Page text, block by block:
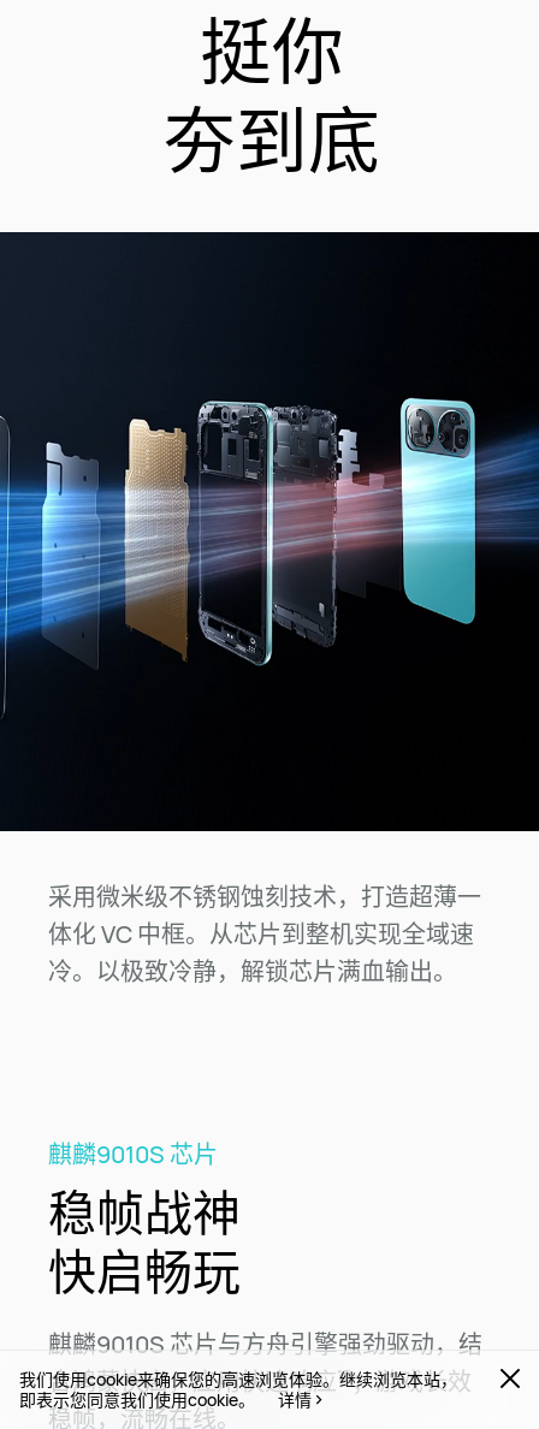
我们使用cookie来确保您的高速浏览体验。继续浏览本站，
即表示您同意我们使用cookie。
详情
挺你
夯到底
采用微米级不锈钢蚀刻技术，打造超薄一
体化 VC 中框。从芯片到整机实现全域速
冷。以极致冷静，解锁芯片满血输出。
麒麟9010S 芯片
稳帧战神
快启畅玩
麒麟9010S 芯片与方舟引擎强劲驱动，结
合鸿蒙快启，应用快速响应15；游戏长效
稳帧，流畅在线。